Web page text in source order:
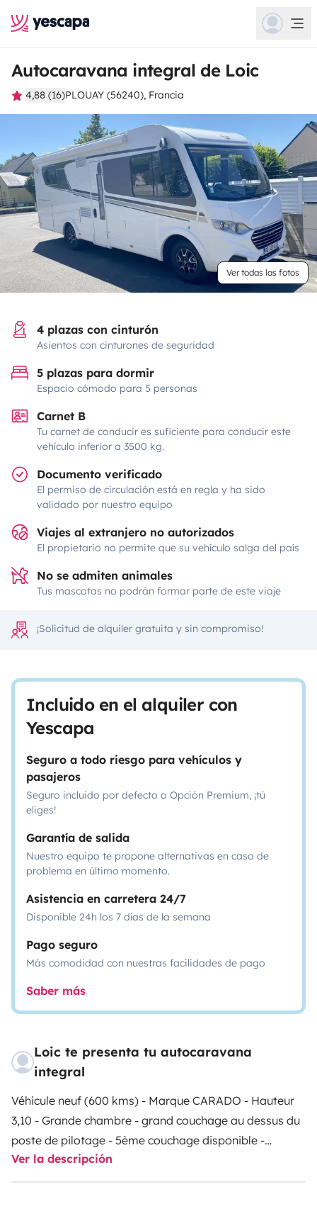
Autocaravana integral de Loic
4,88 (16)PLOUAY (56240), Francia
Ver todas las fotos
4 plazas con cinturón
Asientos con cinturones de seguridad
5 plazas para dormir
Espacio cómodo para 5 personas
Carnet B
Tu carnet de conducir es suficiente para conducir este
vehículo inferior a 3500 kg.
Documento verificado
El permiso de circulación está en regla y ha sido
validado por nuestro equipo
Viajes al extranjero no autorizados
El propietario no permite que su vehículo salga del país
No se admiten animales
Tus mascotas no podrán formar parte de este viaje
¡Solicitud de alquiler gratuita y sin compromiso!
Incluido en el alquiler con
Yescapa
Seguro a todo riesgo para vehículos y
pasajeros
Seguro incluido por defecto o Opción Premium, ¡tú
eliges!
Garantía de salida
Nuestro equipo te propone alternativas en caso de
problema en último momento.
Asistencia en carretera 24/7
Disponible 24h los 7 días de la semana
Pago seguro
Más comodidad con nuestras facilidades de pago
Saber más
Loic te presenta tu autocaravana
integral
Véhicule neuf (600 kms) - Marque CARADO - Hauteur
3,10 - Grande chambre - grand couchage au dessus du
poste de pilotage - 5ème couchage disponible -
Véhicule équipé d'un porte scooter - Très grande soute
- Equipé de deux TV - Grande store de 6 mètres environ
Ver la descripción